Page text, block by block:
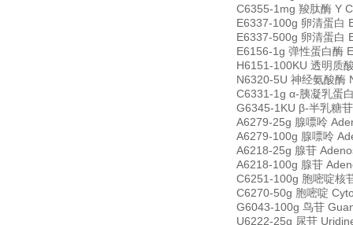
C6355-1mg 羧肽酶 Y
E6337-100g 卵清蛋白
E6337-500g 卵清蛋白
E6156-1g 弹性蛋白酶
H6151-100KU 透明质
N6320-5U 神经氨酸酶
C6331-1g α-胰凝乳蛋
G6345-1KU β-半乳糖
A6279-25g 腺嘌呤
A6279-100g 腺嘌呤
A6218-25g 腺苷
A6218-100g 腺苷
C6251-100g 胞嘧啶核
C6270-50g 胞嘧啶
G6043-100g 鸟苷
U6222-25g 尿苷